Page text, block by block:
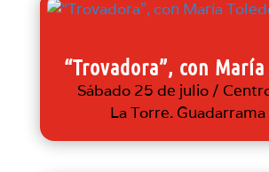
“Trovadora”, con
Sábado 25 de julio /
La Torre. Guadarrama